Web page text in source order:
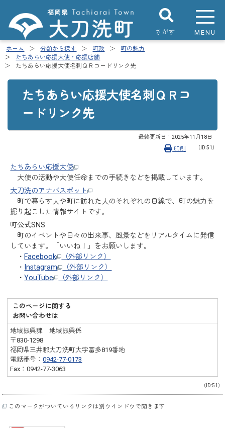
さがす MENU
ホーム 分類から探す 町政
町の魅力
たちあらい応援大使・応援店舗
たちあらい応援大使名刺ＱＲコードリンク先
たちあらい応援大使名刺ＱＲコ
ードリンク先
最終更新日： 2025年11月18日
（ID:51）
印刷
たちあらい応援大使
大使の活動や大使任命までの手続きなどを掲載しています。
大刀洗のアナバスポット
町で暮らす人や町に訪れた人のそれぞれの目線で、町の魅力を
掘り起こした情報サイトです。
町公式SNS
町のイベントや日々の出来事、風景などをリアルタイムに発信
しています。「いいね！」をお願いします。
・ Facebook
（外部リンク）
・ Instagram
（外部リンク）
・YouTube （外部リンク）
このページに関する
お問い合わせは
地域振興課 地域振興係
〒830-1298
福岡県三井郡大刀洗町大字冨多819番地
電話番号：0942-77-0173
Fax：0942-77-3063
（ID:51）
このマークがついているリンクは別ウインドウで開きます